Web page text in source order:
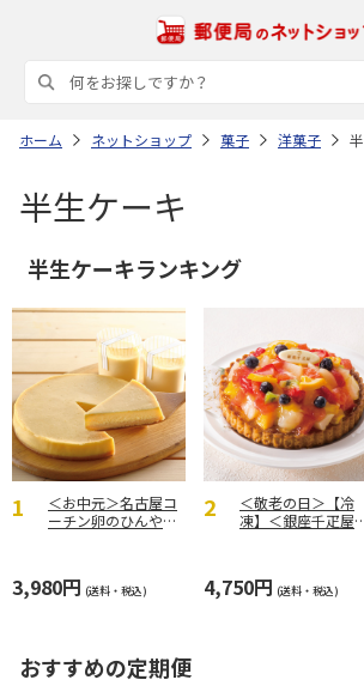
ホーム ネットショップ 菓子 洋菓子
半生ケーキ
半生ケーキランキング
＜お中元＞名古屋コ
ーチン卵のひんやり
3,980円 (送料・税込)
＜敬老の日＞【冷
凍】＜銀座千疋屋
4,750円 (送料・税込)
おすすめの定期便